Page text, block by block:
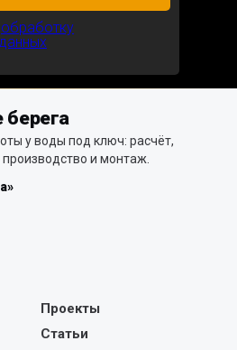
обработку
берега
у воды под ключ: расчёт,
и монтаж.
Проекты
Статьи